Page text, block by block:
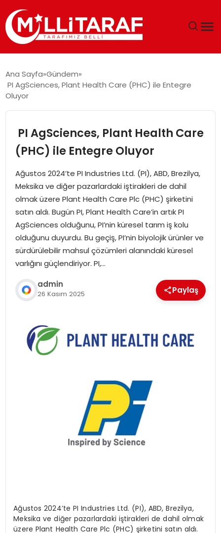
ÖZEL SAYFALAR
EKONOMI
SPOR
SIYASET
MAGAZIN
Ana Sayfa Gündem
PI AgSciences, Plant Health Care (PHC) ile Entegre
Oluyor
PI AgSciences, Plant Health Care
(PHC) ile Entegre Oluyor
Ağustos 2024’te PI Industries Ltd. (PI), ABD, Brezilya,
Meksika ve diğer pazarlardaki iştirakleri de dahil
olmak üzere Plant Health Care Plc (PHC) şirketini
satın aldı. Bugün PI, Plant Health Care’in artık PI
AgSciences olduğunu, PI’nin küresel tarım iş kolu
olduğunu duyurdu. Bu geçiş, PI’nin biyolojik ürünler ve
sürdürülebilir mahsul çözümleri alanındaki küresel
varlığını güçlendiriyor. PI,…
admin
26 Kasım 2025 Paylaş
Ağustos 2024’te PI Industries Ltd. (PI), ABD, Brezilya,
Meksika ve diğer pazarlardaki iştirakleri de dahil olmak
üzere Plant Health Care Plc (PHC) şirketini satın aldı.